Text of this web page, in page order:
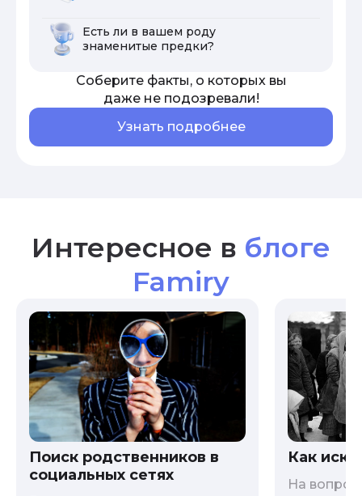
Есть ли в вашем роду
знаменитые предки?
Соберите факты, о которых вы
даже не подозревали!
Узнать подробнее
Интересное в блоге
Famiry
Поиск родственников в
социальных сетях
Как
На вопрос